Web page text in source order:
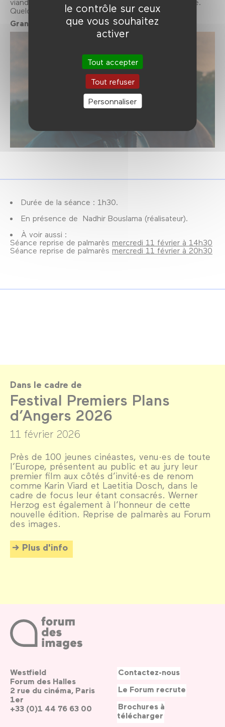
le contrôle sur ceux
que vous souhaitez
activer
Tout accepter
Tout refuser
Personnaliser
Quelque chose qui ravive leurs rêves.
Grand Prix du Jury - Compétition Films d’écoles.
Durée de la séance : 1h30.
En présence de Nadhir Bouslama (réalisateur).
À voir aussi :
Séance reprise de palmarès mercredi 11 février à 14h30
Séance reprise de palmarès mercredi 11 février à 20h30
Dans le cadre de
Festival Premiers Plans
d’Angers 2026
11 février 2026
Près de 100 jeunes cinéastes, venu·es de toute
l’Europe, présentent au public et au jury leur
premier film aux côtés d’invité·es de renom
comme Karin Viard et Laetitia Dosch, dans le
cadre de focus leur étant consacrés. Werner
Herzog est également à l’honneur de cette
nouvelle édition. Reprise de palmarès au Forum
des images.
Plus d'info
Westfield
Forum des Halles
2 rue du cinéma, Paris
1er
+33 (0)1 44 76 63 00
Contactez-nous
Le Forum recrute
Brochures à
télécharger